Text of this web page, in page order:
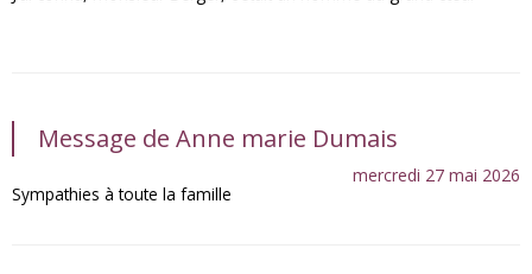
Message de Anne marie Dumais
mercredi 27 mai 2026
Sympathies à toute la famille